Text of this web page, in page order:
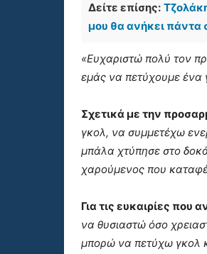
Δείτε επίσης:
μου θα ανήκει πάντα
«Ευχαριστώ πολύ τον
εμάς να πετύχουμε ένα
Σχετικά με την
γκολ, να συμμετέχω
μπάλα χτύπησε στο
χαρούμενος που
Για τις ευκαιρίες που
να θυσιαστώ όσο
μπορώ να πετύχω γκολ